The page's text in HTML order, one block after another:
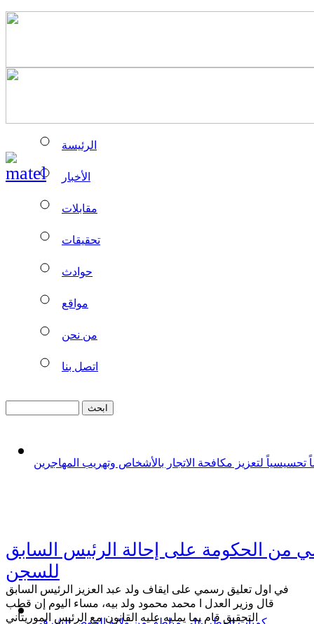
الرئيسة
الأخبار
مقابلات
تحقيقات
حوادث
مواقع
من نحن
اتصل بنا
تحسيسياً لتعزيز مكافحة الاتجار بالأشخاص وتهريب المهاجرين
من الحكومة على إحالة الرئيس السابق
للسجن
في اول تعليق رسمي على ايقاف ولد عبد العزيز الرئيس السابق
قال وزير العدل ا محمد محمود ولد بيه، مساء اليوم إن قطب
التحقيق قام بما يمليه عليه القانون مع الرئيس الموريتاني